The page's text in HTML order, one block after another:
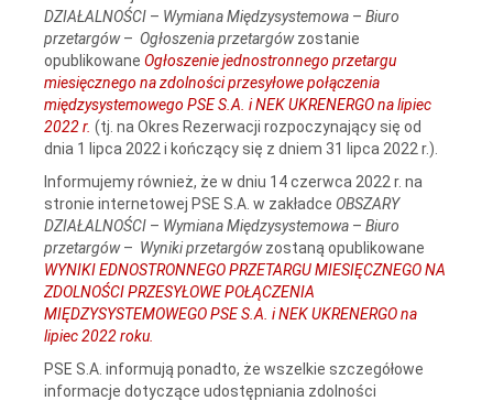
DZIAŁALNOŚCI – Wymiana Międzysystemowa – Biuro
przetargów– Ogłoszenia przetargówzostanie
opublikowane Ogłoszenie jednostronnego przetargu
miesięcznego na zdolności przesyłowe połączenia
międzysystemowego PSE S.A. i NEK UKRENERGO na lipiec
2022 r. (tj. na Okres Rezerwacji rozpoczynający się od
dnia 1 lipca 2022 i kończący się z dniem 31 lipca 2022 r.).
Informujemy również, że w dniu 14 czerwca 2022 r. na
stronie internetowej PSE S.A. w zakładce OBSZARY
DZIAŁALNOŚCI – Wymiana Międzysystemowa – Biuro
przetargów– Wyniki przetargówzostaną opublikowane
WYNIKI EDNOSTRONNEGO PRZETARGU MIESIĘCZNEGO NA
ZDOLNOŚCI PRZESYŁOWE POŁĄCZENIA
MIĘDZYSYSTEMOWEGO PSE S.A. i NEK UKRENERGO na
lipiec 2022 roku.
PSE S.A. informują ponadto, że wszelkie szczegółowe
informacje dotyczące udostępniania zdolności